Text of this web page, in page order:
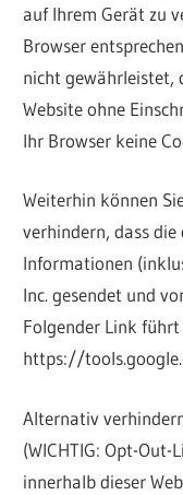
auf Ihrem Gerät zu
Browser
nicht gewährleistet,
Website ohne
Ihr Browser keine
Weiterhin können
verhindern, dass
Informationen
Inc. gesendet und
Folgender Link führt
https://
Alternativ
(WICHTIG: Opt-
innerhalb dieser